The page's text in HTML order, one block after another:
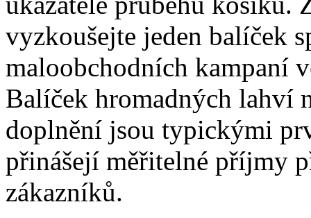
vyzkoušejte jeden balíček
maloobchodních kampaní
Balíček hromadných lahví
doplnění jsou typickými
přinášejí měřitelné příjmy
zákazníků.